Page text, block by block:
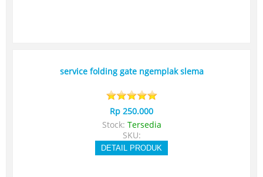
service folding gate ngemplak slema
Rp 250.000
Stock: Tersedia
SKU:
DETAIL PRODUK